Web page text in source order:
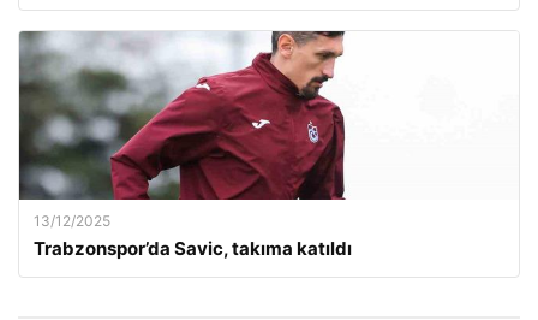
13/12/2025
Trabzonspor’da Savic, takıma katıldı